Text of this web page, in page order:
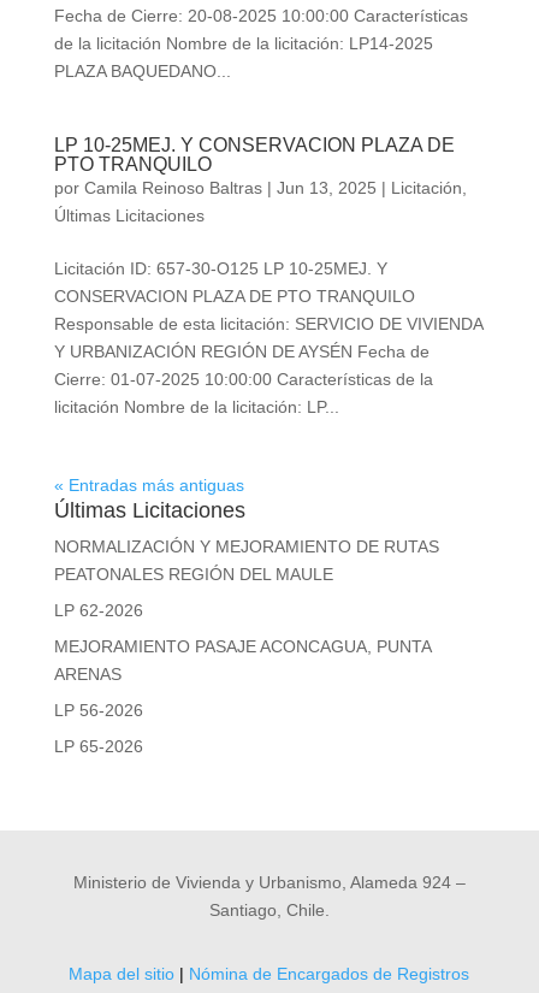
Fecha de Cierre: 20-08-2025 10:00:00 Características
de la licitación Nombre de la licitación: LP14-2025
PLAZA BAQUEDANO...
LP 10-25MEJ. Y CONSERVACION PLAZA DE
PTO TRANQUILO
por Camila Reinoso Baltras| Jun 13, 2025 | Licitación
Últimas Licitaciones
Licitación ID: 657-30-O125 LP 10-25MEJ. Y
CONSERVACION PLAZA DE PTO TRANQUILO
Responsable de esta licitación: SERVICIO DE VIVIENDA
Y URBANIZACIÓN REGIÓN DE AYSÉN Fecha de
Cierre: 01-07-2025 10:00:00 Características de la
licitación Nombre de la licitación: LP...
« Entradas más antiguas
Últimas Licitaciones
NORMALIZACIÓN Y MEJORAMIENTO DE RUTAS
PEATONALES REGIÓN DEL MAULE
LP 62-2026
MEJORAMIENTO PASAJE ACONCAGUA, PUNTA
ARENAS
LP 56-2026
LP 65-2026
Ministerio de Vivienda y Urbanismo, Alameda 924 –
Santiago, Chile.
Mapa del sitio | Nómina de Encargados de Registros